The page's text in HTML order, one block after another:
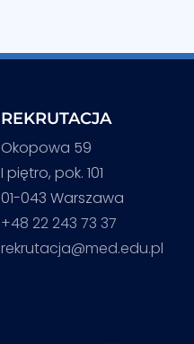
REKRUTACJA
Okopowa 59
I piętro, pok. 101
01-043 Warszawa
+48 22 243 73 37
rekrutacja@med.edu.pl